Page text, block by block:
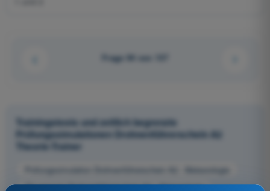
Frage 94 von 137
Trainingstests und zeitlich begrenzte
Prüfungssimulationen Drohnenführerschein A2
Theorie-Trainer
Prüfungssimulation Drohnenführerschein A2 - Meteorologie
Übungsquiz Drohnenführerschein A2 - Meteorologie